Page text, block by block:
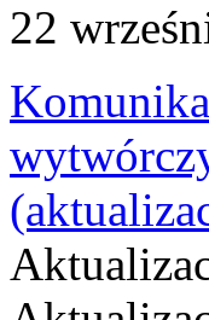
22